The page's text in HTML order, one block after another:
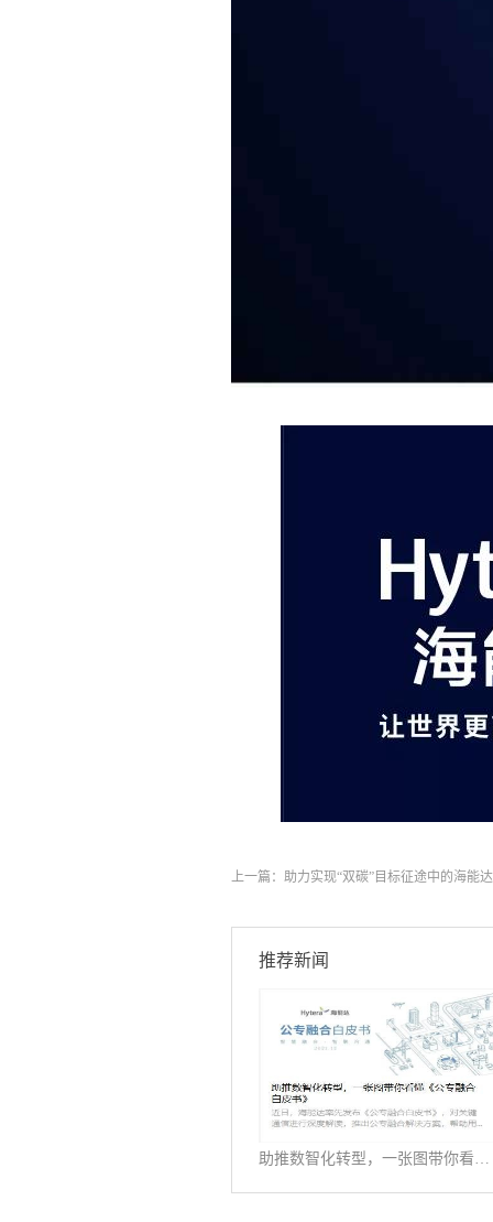
上一篇： 助力实现“双碳”目标征途中的海能达
推荐新闻
助推数智化转型，一张图带你看懂《公专融合白皮书》